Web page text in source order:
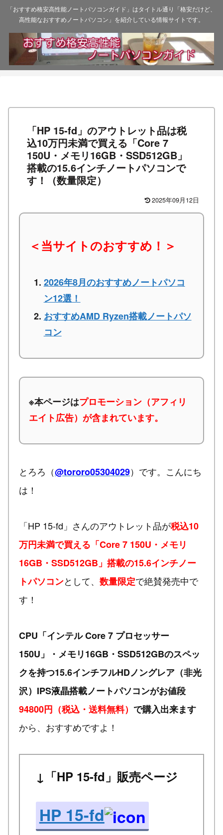
「おすすめ格安高性能ノートパソコンガイド」はタイトル通り「格安だけど、
高性能なおすすめノートパソコン」を紹介している情報サイトです。
「HP 15-fd」のアウトレット品は税
込10万円未満で買える「Core 7
150U・メモリ16GB・SSD512GB」
搭載の15.6インチノートパソコンで
す！（数量限定）
2025年09月12日
＜当サイトのおすすめ！＞
2026年8月のおすすめノートパソコ
ン12選！
おすすめAMD Ryzen搭載ノートパソ
コン
※本ページはプロモーション（アフィリ
エイト広告）が含まれています。
とろろ（@tororo05304029）です。こんにち
は！
「HP 15-fd」さんのアウトレット品が税込10
万円未満で買える「Core 7 150U・メモリ
16GB・SSD512GB」搭載の15.6インチノー
トパソコンとして、 数量限定で絶賛発売中で
す！
CPU「インテル Core 7 プロセッサー
150U」・メモリ16GB・SSD512GBのスペッ
クを持つ15.6インチフルHDノングレア（非光
沢）IPS液晶搭載ノートパソコンがお値段
94800円（税込・送料無料） で購入出来ます
から、おすすめですよ！
↓「HP 15-fd」販売ページ
HP 15-fd